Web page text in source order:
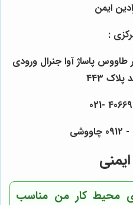
ایمن
:
طاووس پاساژ آوا جنرال ورودی
443
محیط کار من مناسب